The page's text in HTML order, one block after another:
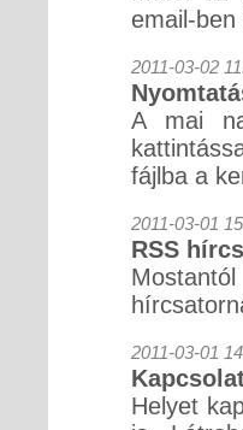
email-
2011-03-02
A mai
fájlba a
2011-03-01
RSS
2011-03-01
Helyet